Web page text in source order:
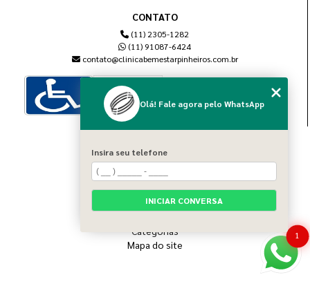
CONTATO
(11) 2305-1282
(11) 91087-6424
contato@clinicabemestarpinheiros.com.br
Home
Sobre nós
Blog
Serviços
Categorias
Mapa do site
1
Olá! Fale agora pelo WhatsApp
Insira seu telefone
INICIAR CONVERSA